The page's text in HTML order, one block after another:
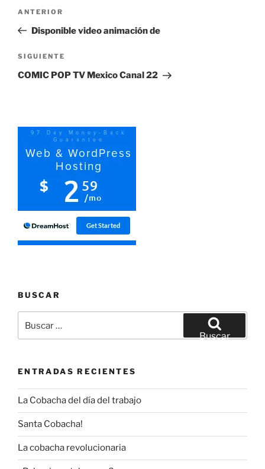
entradas
Entrada
anterior:
ANTERIOR
Disponible video animación de
Siguiente
entrada
SIGUIENTE
COMIC POP TV Mexico Canal 22
BUSCAR
por:
Buscar
ENTRADAS RECIENTES
La Cobacha del día del trabajo
Santa Cobacha!
La cobacha revolucionaria